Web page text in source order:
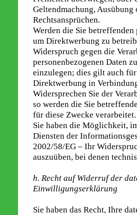
Geltendmachung,
Rechtsansprüchen.
Werden die Sie
um Direktwerbung zu
Widerspruch gegen die
personenbezogenen Daten
einzulegen; dies gilt auch
Direktwerbung in
Widersprechen Sie der
so werden die Sie
für diese Zwecke verarbeitet.
Sie haben die Möglichkeit,
Diensten der
2002/58/EG – Ihr
auszuüben, bei denen
h. Recht auf Widerruf der
Einwilligungserklärung
Sie haben das Recht, Ihre